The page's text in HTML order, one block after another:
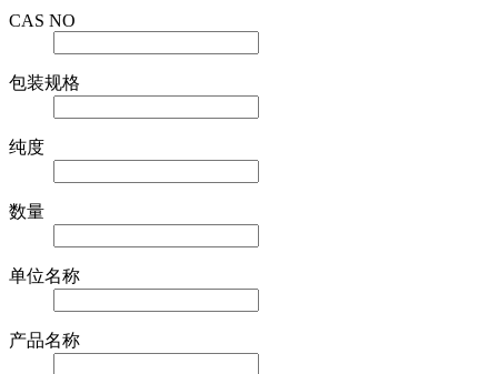
CAS NO
包装规格
纯度
数量
单位名称
产品名称